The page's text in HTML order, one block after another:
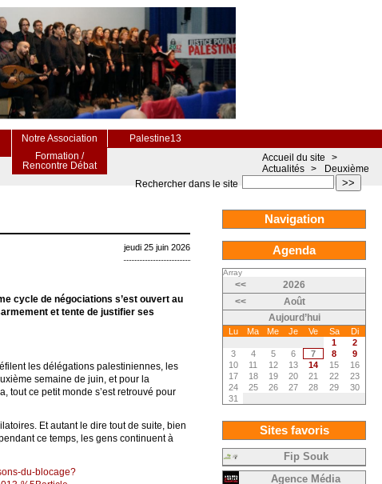
Notre Association
Palestine13
Formation /
Rencontre Débat
>>
Rechercher dans le site
Accueil du site
>
Actualités >
Deuxième
jeudi 25 juin 2026
cycle de négociations s’est ouvert au
et tente de justifier ses
les délégations palestiniennes, les
semaine de juin, et pour la
tout ce petit monde s’est retrouvé pour
Et autant le dire tout de suite, bien
ce temps, les gens continuent à
du-blocage?
Navigation
Agenda
Array
<<
2026
<<
Août
Aujourd’hui
Lu Ma Me Je Ve Sa
Di
1
2
3
4 5 6 7 8
9
10
11 12 13 14 15
16
17
18 19 20 21 22
23
24
25 26 27 28 29
30
31
Sites favoris
Fip Souk
Agence Média